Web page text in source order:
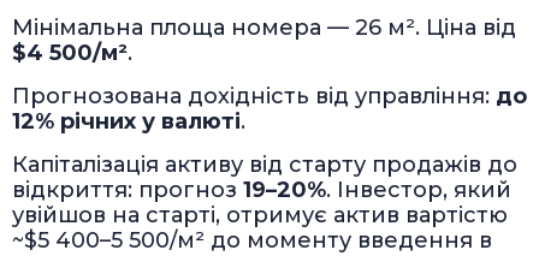
Мінімальна площа номера — 26 м². Ціна від
$4 500/м².
Прогнозована дохідність від управління: до
12% річних у валюті.
Капіталізація активу від старту продажів до
відкриття: прогноз 19–20%. Інвестор, який
увійшов на старті, отримує актив вартістю
~$5 400–5 500/м² до моменту введення в